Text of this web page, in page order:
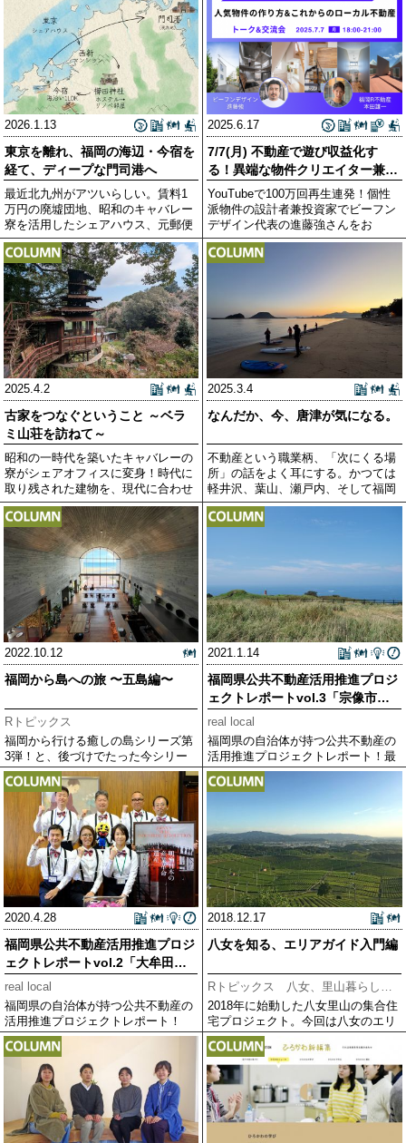
2026.1.13
東京を離れ、福岡の海辺・今宿を
経て、ディープな門司港へ
最近北九州がアツいらしい。賃料1
万円の廃墟団地、昭和のキャバレー
寮を活用したシェアハウス、元郵便
局の
2025.6.17
7/7(月) 不動産で遊び収益化す
る！異端な物件クリエイター兼投
資家「ビーフンデ
YouTubeで100万回再生連発！個性
派物件の設計者兼投資家でビーフン
デザイン代表の進藤強さんをお
2025.4.2
古家をつなぐということ ～ベラ
ミ山荘を訪ねて～
昭和の一時代を築いたキャバレーの
寮がシェアオフィスに変身！時代に
取り残された建物を、現代に合わせ
て再
2025.3.4
なんだか、今、唐津が気になる。
不動産という職業柄、「次にくる場
所」の話をよく耳にする。かつては
軽井沢、葉山、瀬戸内、そして福岡
なら
2022.10.12
福岡から島への旅 〜五島編〜
Rトピックス
福岡から行ける癒しの島シリーズ第
3弾！と、後づけでたった今シリー
ズ化しました。今回は素敵なホテル
プロ
2021.1.14
福岡県公共不動産活用推進プロジ
ェクトレポートvol.3「宗像市
編」
real local
福岡県の自治体が持つ公共不動産の
活用推進プロジェクトレポート！最
終編！
2020.4.28
福岡県公共不動産活用推進プロジ
ェクトレポートvol.2「大牟田市
編」
real local
福岡県の自治体が持つ公共不動産の
活用推進プロジェクトレポート！
2018.12.17
八女を知る、エリアガイド入門編
Rトピックス 八女、里山暮らしのススメ
2018年に始動した八女里山の集合住
宅プロジェクト。今回は八女のエリ
アガイドをお届けします。